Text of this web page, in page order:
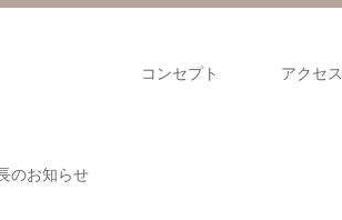
コンセプト アクセス
のお知らせ